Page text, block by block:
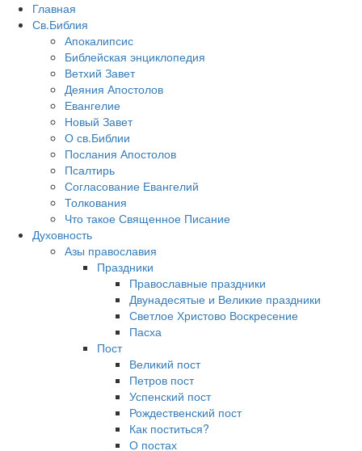
Главная
Св.Библия
Апокалипсис
Библейская энциклопедия
Ветхий Завет
Деяния Апостолов
Евангелие
Новый Завет
О св.Библии
Послания Апостолов
Псалтирь
Согласование Евангелий
Толкования
Что такое Священное Писание
Духовность
Азы православия
Праздники
Православные праздники
Двунадесятые и Великие праздники
Светлое Христово Воскресение
Пасха
Пост
Великий пост
Петров пост
Успенский пост
Рождественский пост
Как поститься?
О постах